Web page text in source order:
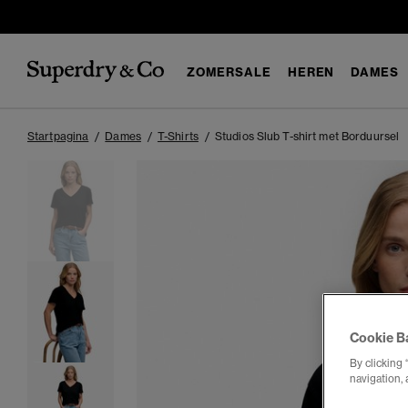
ZOMERSALE HEREN DAMES
Startpagina Dames T-Shirts Studios Slub T-shirt met Borduursel
Cookie
By clicking
navigation,